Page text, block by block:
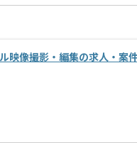
映像撮影・編集の求人・案